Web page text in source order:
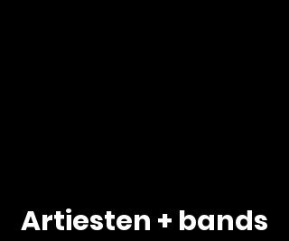
Artiesten + bands